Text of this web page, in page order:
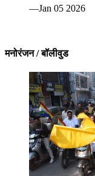
—Jan 05 2026
मनोरंजन / बॉलीवुड